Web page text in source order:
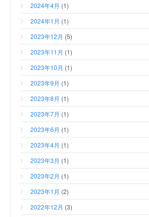
2024年4月 (1)
2024年1月 (1)
2023年12月 (5)
2023年11月 (1)
2023年10月 (1)
2023年9月 (1)
2023年8月 (1)
2023年7月 (1)
2023年6月 (1)
2023年4月 (1)
2023年3月 (1)
2023年2月 (1)
2023年1月 (2)
2022年12月 (3)